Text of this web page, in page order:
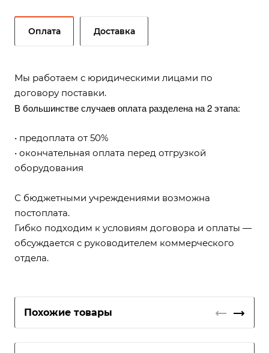
Оплата Доставка
Мы работаем с юридическими лицами по
договору поставки.
В большинстве случаев оплата разделена на 2 этапа:
• предоплата от 50%
• окончательная оплата перед отгрузкой
оборудования
С бюджетными учреждениями возможна
постоплата.
Гибко подходим к условиям договора и оплаты —
обсуждается с руководителем коммерческого
отдела.
Похожие товары